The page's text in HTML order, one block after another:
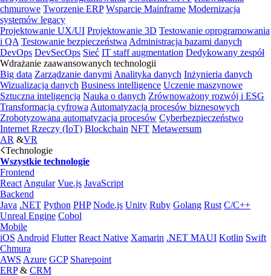
chmurowe Tworzenie ERP Wsparcie Mainframe Modernizacja
systemów legacy
Projektowanie UX/UI Projektowanie 3D Testowanie oprogramowania
i QA Testowanie bezpieczeństwa Administracja bazami danych
DevOps DevSecOps Sieć IT staff augmentation Dedykowany zespół
Wdrażanie zaawansowanych technologii
Big data Zarządzanie danymi Analityka danych Inżynieria danych
Wizualizacja danych Business intelligence Uczenie maszynowe
Sztuczna inteligencja Nauka o danych Zrównoważony rozwój i ESG
Transformacja cyfrowa Automatyzacja procesów biznesowych
Zrobotyzowana automatyzacja procesów Cyberbezpieczeństwo
Internet Rzeczy (IoT) Blockchain NFT Metawersum
AR &VR
Technologie
Wszystkie technologie
Frontend
React Angular Vue.js JavaScript
Backend
Java .NET Python PHP Node.js Unity Ruby Golang Rust C/C++
Unreal Engine Cobol
Mobile
iOS Android Flutter React Native Xamarin .NET MAUI Kotlin Swift
Chmura
AWS Azure GCP Sharepoint
ERP& CRM